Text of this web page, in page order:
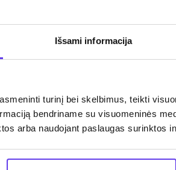
Išsami informacija
turinį bei skelbimus, teikti
bendriname su visuomeninės
arba naudojant paslaugas surinktos
Škoda
Automatinė